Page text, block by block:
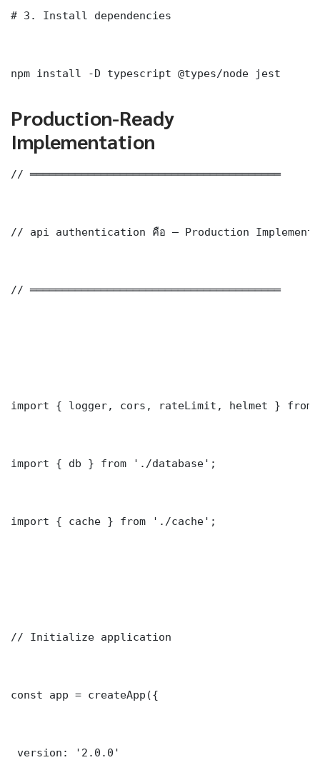
# 3. Install dependencies
npm install -D typescript @types/node jest
Production-Ready
Implementation
// ═══════════════════════════════════════
// api authentication คือ — Production
// ═══════════════════════════════════════
import { logger, cors, rateLimit, helmet } from
import { db } from './database';
import { cache } from './cache';
// Initialize application
const app = createApp({
version: '2.0.0'